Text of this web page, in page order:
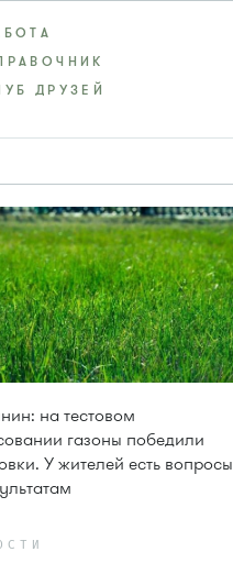
ДРУЗЕЙ
на тестовом
газоны победили
У жителей есть вопросы